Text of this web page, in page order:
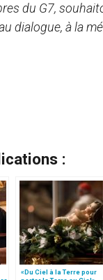
du G7,
dialogue, à la
:
«Du Ciel à la Terre pour